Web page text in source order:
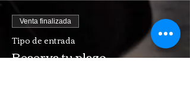
Venta finalizada
Tipo de entrada
Reserva tu plazo